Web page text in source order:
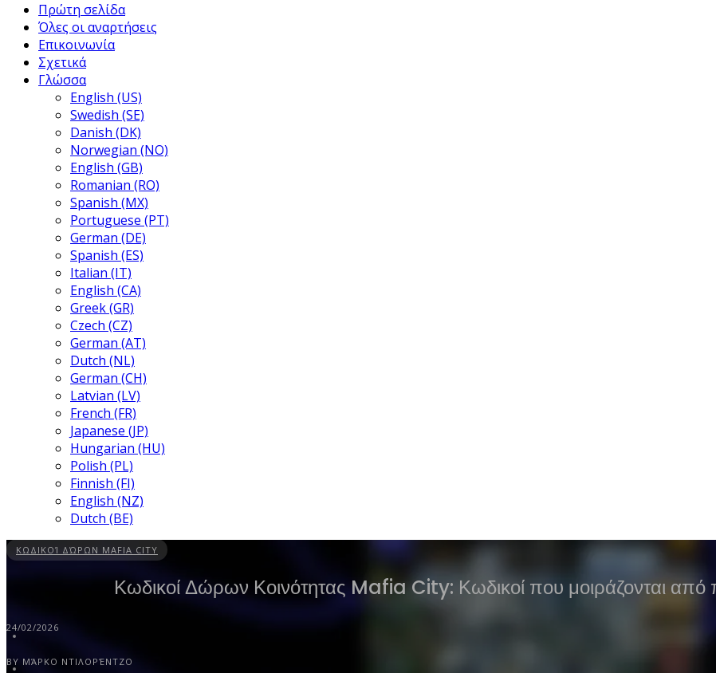
Πρώτη σελίδα
Όλες οι αναρτήσεις
Επικοινωνία
Σχετικά
Γλώσσα
English (US)
Swedish (SE)
Danish (DK)
Norwegian (NO)
English (GB)
Romanian (RO)
Spanish (MX)
Portuguese (PT)
German (DE)
Spanish (ES)
Italian (IT)
English (CA)
Greek (GR)
Czech (CZ)
German (AT)
Dutch (NL)
German (CH)
Latvian (LV)
French (FR)
Japanese (JP)
Hungarian (HU)
Polish (PL)
Finnish (FI)
English (NZ)
Dutch (BE)
ΚΩΔΙΚΟΊ ΔΏΡΩΝ MAFIA CITY
Κωδικοί Δώρων Κοινότητας Mafia City: Κωδικοί που μοιράζονται
24/02/2026
BY ΜΆΡΚΟ ΝΤΙΛΟΡΈΝΤΖΟ